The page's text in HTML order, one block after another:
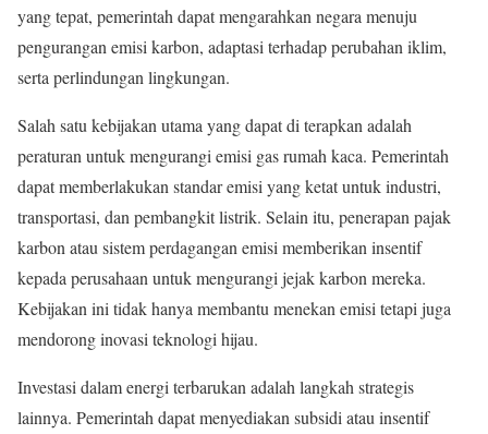
yang tepat, pemerintah dapat mengarahkan negara menuju
pengurangan emisi karbon, adaptasi terhadap perubahan iklim,
serta perlindungan lingkungan.
Salah satu kebijakan utama yang dapat di terapkan adalah
peraturan untuk mengurangi emisi gas rumah kaca. Pemerintah
dapat memberlakukan standar emisi yang ketat untuk industri,
transportasi, dan pembangkit listrik. Selain itu, penerapan pajak
karbon atau sistem perdagangan emisi memberikan insentif
kepada perusahaan untuk mengurangi jejak karbon mereka.
Kebijakan ini tidak hanya membantu menekan emisi tetapi juga
mendorong inovasi teknologi hijau.
Investasi dalam energi terbarukan adalah langkah strategis
lainnya. Pemerintah dapat menyediakan subsidi atau insentif